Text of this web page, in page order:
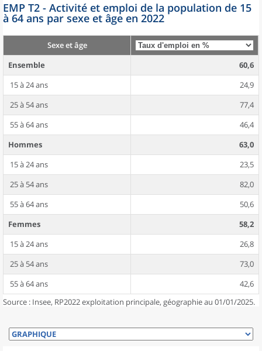
EMP T2 - Activité et emploi de la population de 15
à 64 ans par sexe et âge en 2022
Sexe et âge
Ensemble
60,6
15 à 24 ans
24,9
25 à 54 ans
77,4
55 à 64 ans
46,4
Hommes
63,0
15 à 24 ans
23,5
25 à 54 ans
82,0
55 à 64 ans
50,6
Femmes
58,2
15 à 24 ans
26,8
25 à 54 ans
73,0
55 à 64 ans
42,6
Source : Insee, RP2022 exploitation principale, géographie au 01/01/2025.